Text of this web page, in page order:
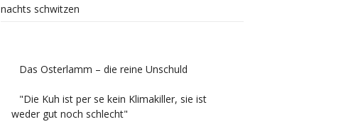
nachts schwitzen
Das Osterlamm – die reine Unschuld
"Die Kuh ist per se kein Klimakiller, sie ist
weder gut noch schlecht"